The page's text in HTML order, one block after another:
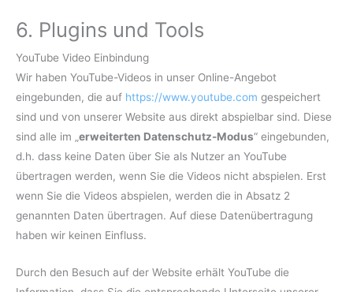
6. Plugins und Tools
YouTube Video Einbindung
Wir haben YouTube-Videos in unser Online-Angebot
eingebunden, die auf https://www.youtube.com gespeichert
sind und von unserer Website aus direkt abspielbar sind. Diese
sind alle im „erweiterten Datenschutz-Modus“ eingebunden,
d.h. dass keine Daten über Sie als Nutzer an YouTube
übertragen werden, wenn Sie die Videos nicht abspielen. Erst
wenn Sie die Videos abspielen, werden die in Absatz 2
genannten Daten übertragen. Auf diese Datenübertragung
haben wir keinen Einfluss.
Durch den Besuch auf der Website erhält YouTube die